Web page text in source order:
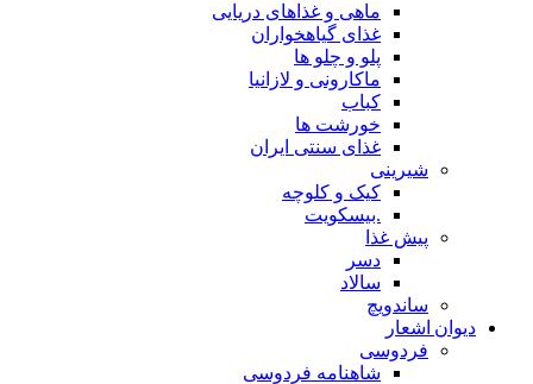
ماهی و غذاهای دریایی
غذای گیاهخواران
پلو و چلو ها
ماکارونی و لازانیا
کباب
خورشت ها
غذای سنتی ایران
شیرینی
کیک و کلوچه
.بیسکویت
پیش غذا
دسر
سالاد
ساندویچ
دیوان اشعار
فردوسی
شاهنامه فردوسی